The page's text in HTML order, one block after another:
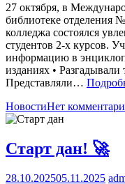
27 октября, в
библиотеке отделения
колледжа состоялся
студентов 2-х курсов.
информацию в
изданиях • Разгадывали
Представляли…
НовостиНет
Старт дан! 🚀
28.10.202505.11.2025